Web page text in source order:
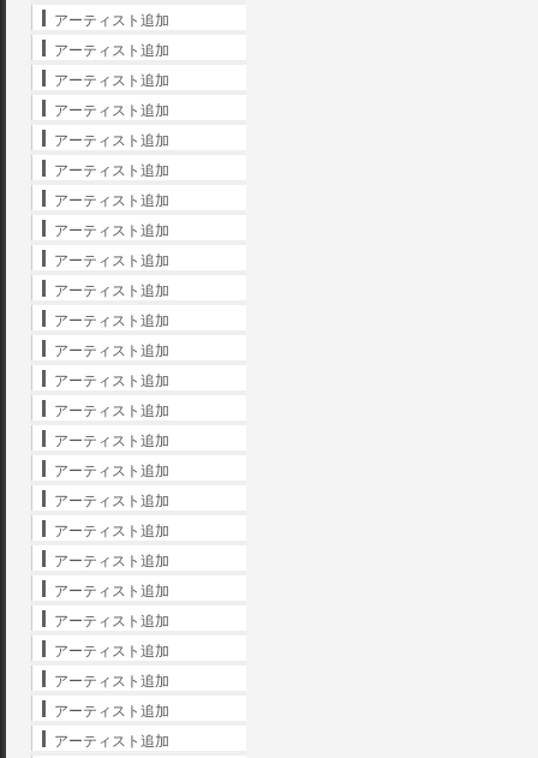
アーティスト追加
アーティスト追加
アーティスト追加
アーティスト追加
アーティスト追加
アーティスト追加
アーティスト追加
アーティスト追加
アーティスト追加
アーティスト追加
アーティスト追加
アーティスト追加
アーティスト追加
アーティスト追加
アーティスト追加
アーティスト追加
アーティスト追加
アーティスト追加
アーティスト追加
アーティスト追加
アーティスト追加
アーティスト追加
アーティスト追加
アーティスト追加
アーティスト追加